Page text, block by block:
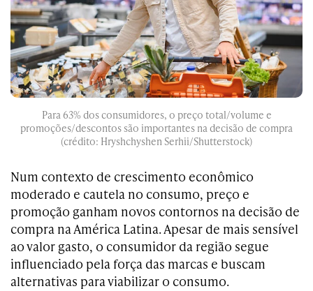
Para 63% dos consumidores, o preço total/volume e
promoções/descontos são importantes na decisão de compra
(crédito: Hryshchyshen Serhii/Shutterstock)
Num contexto de crescimento econômico
moderado e cautela no consumo, preço e
promoção ganham novos contornos na decisão de
compra na América Latina. Apesar de mais sensível
ao valor gasto, o consumidor da região segue
influenciado pela força das marcas e buscam
alternativas para viabilizar o consumo.